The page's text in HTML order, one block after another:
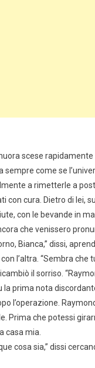
scese
sempre come se
a rimetterle a
con cura. Dietro di lei,
con le bevande in
che venissero
Bianca,” dissi,
l’altra. “Sembra che
il sorriso.
la prima nota
l’operazione.
Prima che potessi
casa mia.
cosa sia,” dissi